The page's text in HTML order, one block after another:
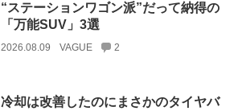
“ステーションワゴン派”だって納得の
「万能SUV」3選
2026.08.09 VAGUE 2
冷却は改善したのにまさかのタイヤバ